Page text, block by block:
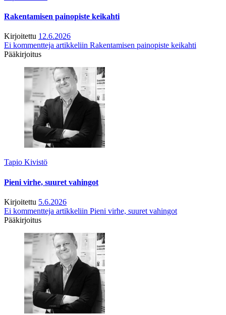
Rakentamisen painopiste keikahti
Kirjoitettu 12.6.2026
Ei kommentteja artikkeliin Rakentamisen painopiste keikahti
Pääkirjoitus
Tapio Kivistö
Pieni virhe, suuret vahingot
Kirjoitettu 5.6.2026
Ei kommentteja artikkeliin Pieni virhe, suuret vahingot
Pääkirjoitus